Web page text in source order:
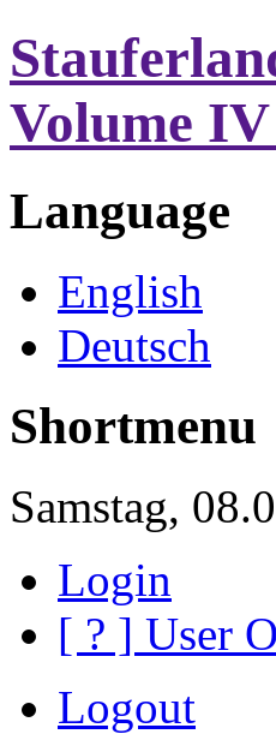
Volume
Language
English
Deutsch
Shortmenu
Samstag,
Login
[ ? ] User
Logout